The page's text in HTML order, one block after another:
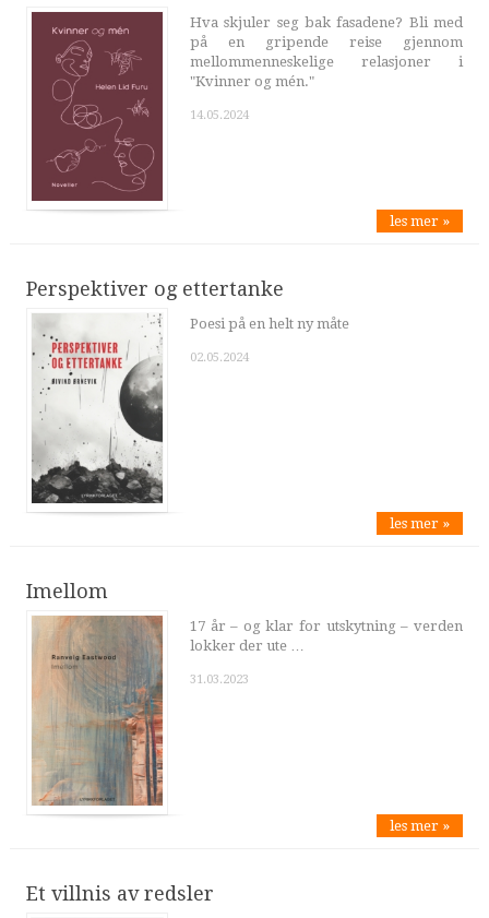
Hva skjuler seg bak fasadene? Bli med
på en gripende reise gjennom
mellommenneskelige relasjoner i
"Kvinner og mén."
14.05.2024
les mer »
Perspektiver og ettertanke
Poesi på en helt ny måte
02.05.2024
les mer »
Imellom
17 år – og klar for utskytning – verden
lokker der ute …
31.03.2023
les mer »
Et villnis av redsler